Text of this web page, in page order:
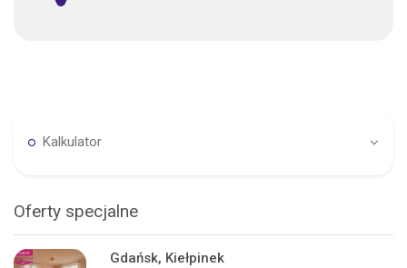
Kalkulator
Oferty specjalne
Gdańsk, Kiełpinek